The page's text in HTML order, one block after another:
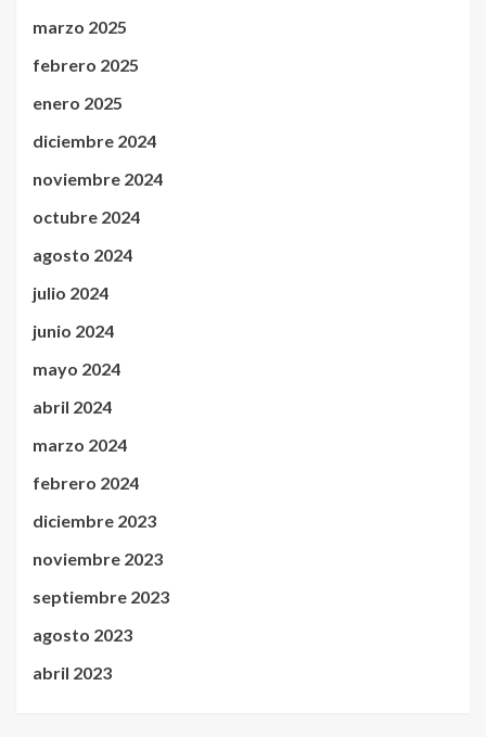
marzo 2025
febrero 2025
enero 2025
diciembre 2024
noviembre 2024
octubre 2024
agosto 2024
julio 2024
junio 2024
mayo 2024
abril 2024
marzo 2024
febrero 2024
diciembre 2023
noviembre 2023
septiembre 2023
agosto 2023
abril 2023